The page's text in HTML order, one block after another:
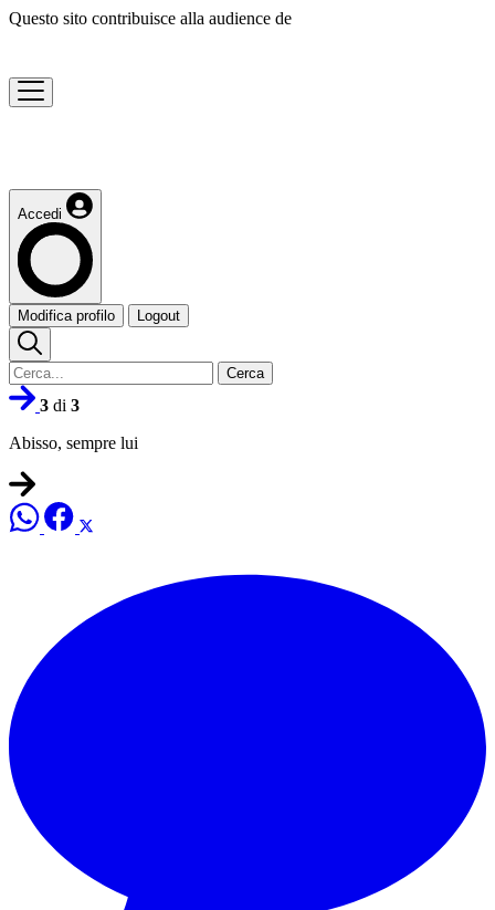
Questo sito contribuisce alla audience de
Accedi
Modifica profilo Logout
Cerca
3 di 3
Abisso, sempre lui